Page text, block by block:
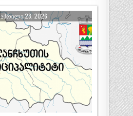
ᲐᲞᲠᲘᲚᲘ 28, 2026